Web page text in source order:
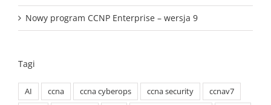
Nowy program CCNP Enterprise – wersja 9
Tagi
AI ccna ccna cyberops ccna security
ccnav7